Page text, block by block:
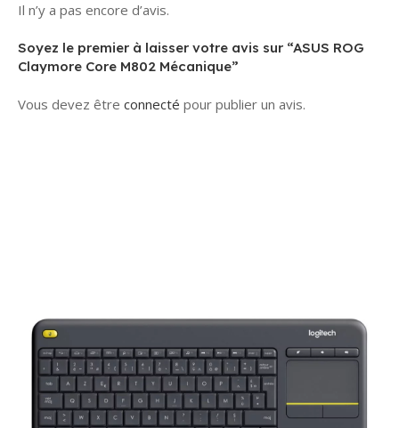
Il n’y a pas encore d’avis.
Soyez le premier à laisser votre avis sur “ASUS ROG
Claymore Core M802 Mécanique”
Vous devez être connecté pour publier un avis.